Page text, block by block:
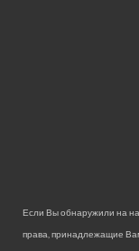
Если Вы обнаружили на
права, принадлежащие